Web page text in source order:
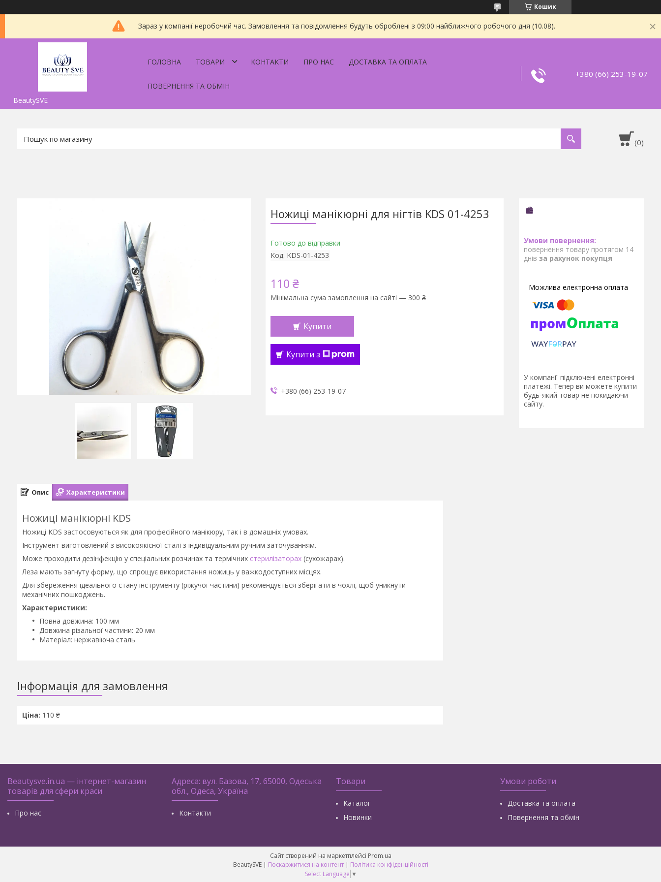
Кошик
Зараз у компанії неробочий час. Замовлення та повідомлення будуть оброблені з 09:00 найближчого робочого дня (10.08).
BeautySVE
ГОЛОВНА ТОВАРИ КОНТАКТИ ПРО НАС ДОСТАВКА ТА ОПЛАТА
ПОВЕРНЕННЯ ТА ОБМІН
+380 (66) 253-19-07
Ножиці манікюрні для нігтів KDS 01-4253
Готово до відправки
Код: KDS-01-4253
110 ₴
Мінімальна сума замовлення на сайті — 300 ₴
Купити
Купити з
+380 (66) 253-19-07
повернення товару протягом 14
днів за рахунок покупця
У компанії підключені електронні
платежі. Тепер ви можете купити
будь-який товар не покидаючи
сайту.
Опис Характеристики
Ножиці манікюрні KDS
Ножиці KDS застосовуються як для професійного манікюру, так і в домашніх умовах.
Інструмент виготовлений з високоякісної сталі з індивідуальним ручним заточуванням.
Може проходити дезінфекцію у спеціальних розчинах та термічних стерилізаторах (сухожарах).
Леза мають загнуту форму, що спрощує використання ножиць у важкодоступних місцях.
Для збереження ідеального стану інструменту (ріжучої частини) рекомендується зберігати в чохлі, щоб уникнути
механічних пошкоджень.
Характеристики:
Повна довжина: 100 мм
Довжина різальної частини: 20 мм
Матеріал: нержавіюча сталь
Інформація для замовлення
Ціна: 110 ₴
Beautysve.in.ua — інтернет-магазин
товарів для сфери краси
Про нас
Адреса: вул. Базова, 17, 65000, Одеська
обл., Одеса, Україна
Контакти
Товари
Каталог
Новинки
Умови роботи
Доставка та оплата
Повернення та обмін
Сайт створений на маркетплейсі Prom.ua
BeautySVE | Поскаржитися на контент | Політика конфіденційності
Select Language ▼